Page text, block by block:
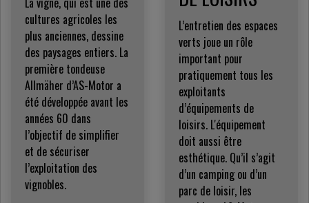
cultures agricoles les
plus anciennes, dessine
des paysages entiers. La
première tondeuse
Allmäher d’AS-Motor a
été développée avant les
années 60 dans
l’objectif de simplifier
et de sécuriser
l’exploitation des
vignobles.
L’entretien des espaces
verts joue un rôle
important pour
pratiquement tous les
exploitants
d’équipements de
loisirs. L'équipement
doit aussi être
esthétique. Qu’il s’agit
d’un camping ou d’un
parc de loisir, les